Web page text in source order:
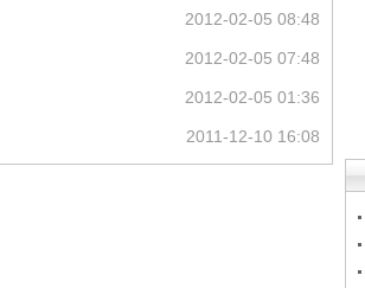
2012-02-05 08:48
2012-02-05 07:48
2012-02-05 01:36
2011-12-10 16:08